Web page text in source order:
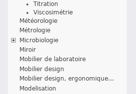
Titration
Viscosimétrie
Météorologie
Métrologie
Microbiologie
Miroir
Mobilier de laboratoire
Mobilier design
Mobilier design, ergonomique...
Modelisation